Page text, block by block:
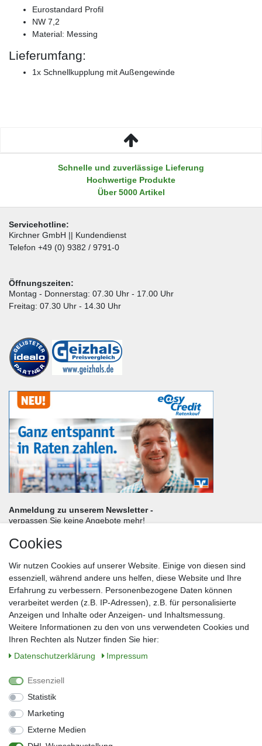
Eurostandard Profil
NW 7,2
Material: Messing
Lieferumfang:
1x Schnellkupplung mit Außengewinde
Schnelle und zuverlässige Lieferung
Hochwertige Produkte
Über 5000 Artikel
Servicehotline:
Kirchner GmbH || Kundendienst
Telefon +49 (0) 9382 / 9791-0
Öffnungszeiten:
Montag - Donnerstag: 07.30 Uhr - 17.00 Uhr
Freitag: 07.30 Uhr - 14.30 Uhr
Anmeldung zu unserem Newsletter -
verpassen Sie keine Angebote mehr!
Nachname*
E-Mail*
Sie können den Newsletter jederzeit kostenlos abbestellen.
** gilt für Lieferungen innerhalb Deutschlands, Lieferzeiten für andere Länder
entnehmen Sie bitte der Schaltfläche mit den Versandinformationen
Widerrufs­recht
Cookies
Wir nutzen Cookies auf unserer Website. Einige von diesen sind
essenziell, während andere uns helfen, diese Website und Ihre
Erfahrung zu verbessern. Personenbezogene Daten können
verarbeitet werden (z.B. IP-Adressen), z.B. für personalisierte
Anzeigen und Inhalte oder Anzeigen- und Inhaltsmessung.
Weitere Informationen zu den von uns verwendeten Cookies und
Ihren Rechten als Nutzer finden Sie hier:
Daten­schutz­erklärung
Impressum
Essenziell
Statistik
Marketing
Externe Medien